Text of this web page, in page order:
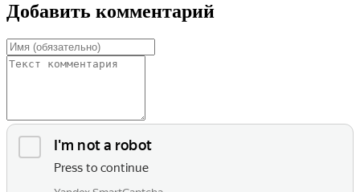
Добавить комментарий